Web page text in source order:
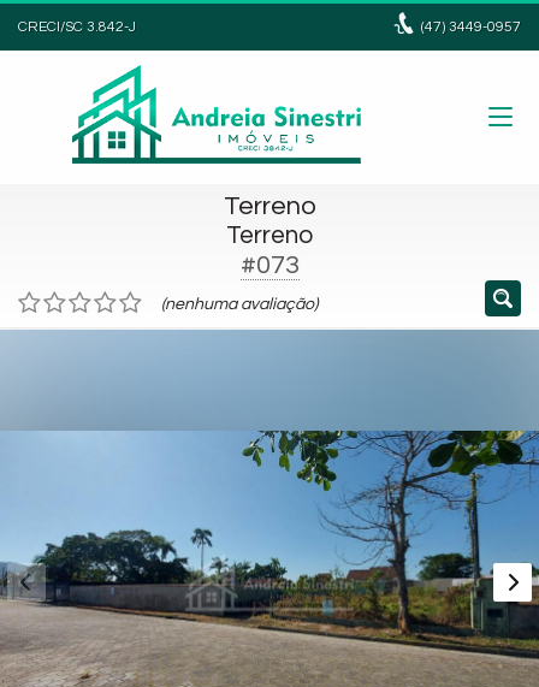
CRECI/SC 3.842-J (47)3449-0957
Terreno
Terreno
#073
(nenhuma avaliação)